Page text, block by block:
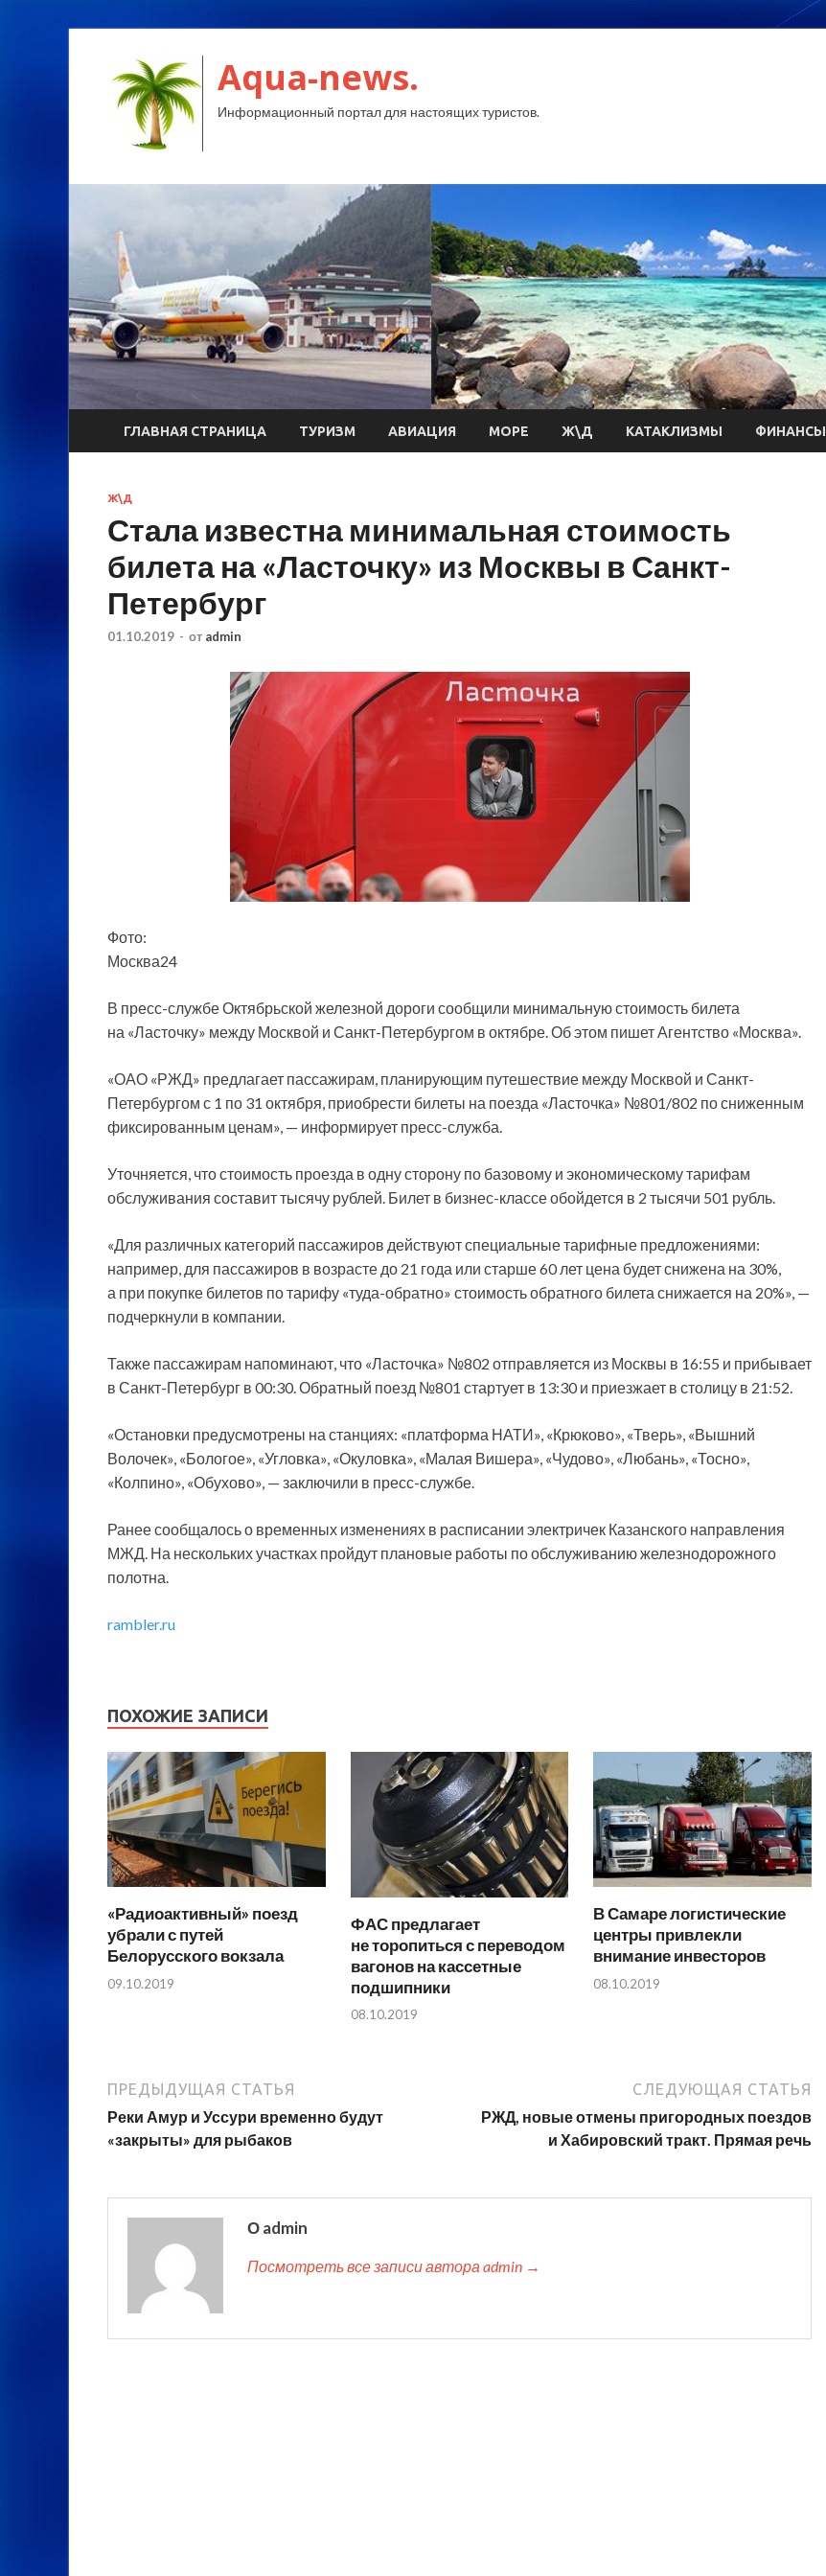
Aqua-news.
Информационный портал для настоящих туристов.
ГЛАВНАЯ СТРАНИЦА ТУРИЗМ АВИАЦИЯ МОРЕ Ж\Д КАТАКЛИЗМЫ ФИНАНСЫ
Ж\Д
Стала известна минимальная стоимость
билета на «Ласточку» из Москвы в Санкт-
Петербург
01.10.2019 - от admin
Фото:
Москва24
В пресс-службе Октябрьской железной дороги сообщили минимальную стоимость билета
на «Ласточку» между Москвой и Санкт-Петербургом в октябре. Об этом пишет Агентство «Москва».
«ОАО «РЖД» предлагает пассажирам, планирующим путешествие между Москвой и Санкт-
Петербургом с 1 по 31 октября, приобрести билеты на поезда «Ласточка» №801/802 по сниженным
фиксированным ценам», — информирует пресс-служба.
Уточняется, что стоимость проезда в одну сторону по базовому и экономическому тарифам
обслуживания составит тысячу рублей. Билет в бизнес-классе обойдется в 2 тысячи 501 рубль.
«Для различных категорий пассажиров действуют специальные тарифные предложениями:
например, для пассажиров в возрасте до 21 года или старше 60 лет цена будет снижена на 30%,
а при покупке билетов по тарифу «туда-обратно» стоимость обратного билета снижается на 20%», —
подчеркнули в компании.
Также пассажирам напоминают, что «Ласточка» №802 отправляется из Москвы в 16:55 и прибывает
в Санкт-Петербург в 00:30. Обратный поезд №801 стартует в 13:30 и приезжает в столицу в 21:52.
«Остановки предусмотрены на станциях: «платформа НАТИ», «Крюково», «Тверь», «Вышний
Волочек», «Бологое», «Угловка», «Окуловка», «Малая Вишера», «Чудово», «Любань», «Тосно»,
«Колпино», «Обухово», — заключили в пресс-службе.
Ранее сообщалось о временных изменениях в расписании электричек Казанского направления
МЖД. На нескольких участках пройдут плановые работы по обслуживанию железнодорожного
полотна.
rambler.ru
ПОХОЖИЕ ЗАПИСИ
«Радиоактивный» поезд
убрали с путей
Белорусского вокзала
09.10.2019
ФАС предлагает
не торопиться с переводом
вагонов на кассетные
подшипники
08.10.2019
В Самаре логистические
центры привлекли
внимание инвесторов
08.10.2019
ПРЕДЫДУЩАЯ СТАТЬЯ
Реки Амур и Уссури временно будут
«закрыты» для рыбаков
СЛЕДУЮЩАЯ СТАТЬЯ
РЖД, новые отмены пригородных поездов
и Хабировский тракт. Прямая речь
О admin
Посмотреть все записи автора admin →